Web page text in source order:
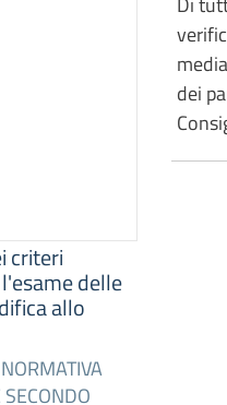
criteri
delle
allo
dei